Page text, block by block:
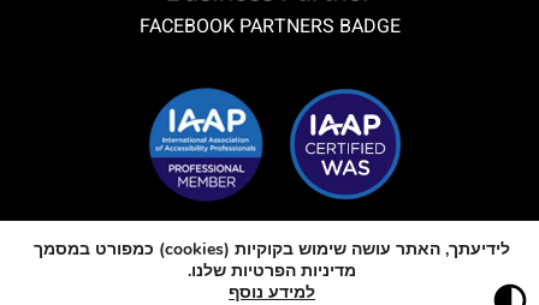
כל הזכויות שמורות
FACEBOOK PARTNERS BADGE
חברים באיגוד הבינלאומי של מקצועני נגישות
לידיעתך, האתר עושה שימוש בקוקיות (cookies) כמפורט במסמך
מדיניות הפרטיות שלנו.
למידע נוסף